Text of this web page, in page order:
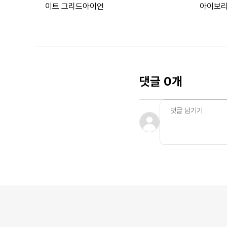
이트 그리드아이언 아이보
댓글 0개